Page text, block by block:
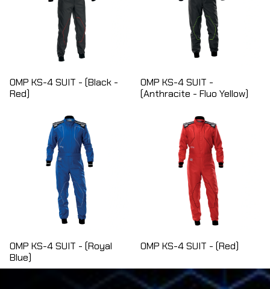
OMP KS-4 SUIT - (Black -
Red)
OMP KS-4 SUIT -
(Anthracite - Fluo Yellow)
OMP KS-4 SUIT - (Royal
Blue)
OMP KS-4 SUIT - (Red)